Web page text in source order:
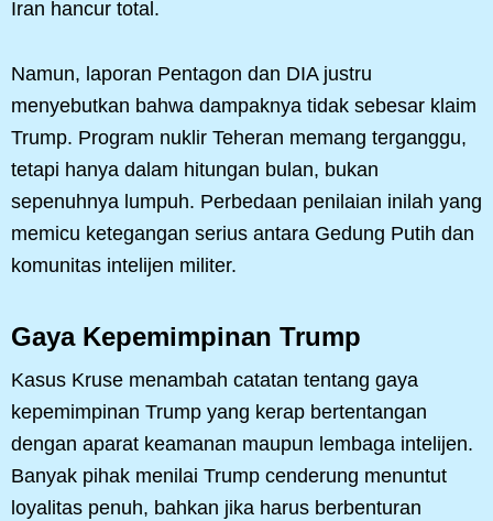
Iran hancur total.
Namun, laporan Pentagon dan DIA justru
menyebutkan bahwa dampaknya tidak sebesar klaim
Trump. Program nuklir Teheran memang terganggu,
tetapi hanya dalam hitungan bulan, bukan
sepenuhnya lumpuh. Perbedaan penilaian inilah yang
memicu ketegangan serius antara Gedung Putih dan
komunitas intelijen militer.
Gaya Kepemimpinan Trump
Kasus Kruse menambah catatan tentang gaya
kepemimpinan Trump yang kerap bertentangan
dengan aparat keamanan maupun lembaga intelijen.
Banyak pihak menilai Trump cenderung menuntut
loyalitas penuh, bahkan jika harus berbenturan